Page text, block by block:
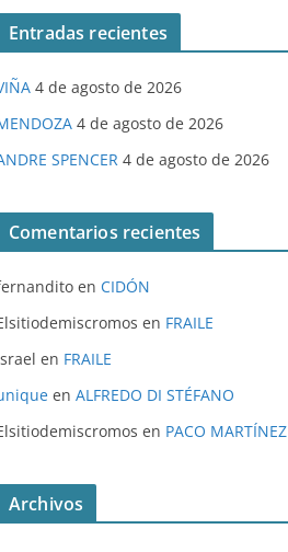
Entradas recientes
4 de agosto de 2026
4 de agosto de 2026
SPENCER 4 de agosto de 2026
Comentarios recientes
en CIDÓN
en FRAILE
en FRAILE
en ALFREDO DI STÉFANO
en PACO MARTÍNEZ
Archivos